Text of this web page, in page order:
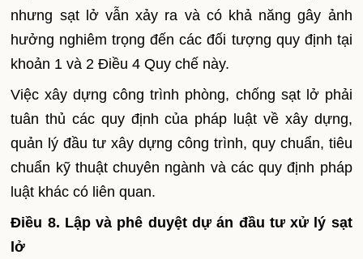
nhưng sạt lở vẫn xảy ra và có khả năng gây ảnh
hưởng nghiêm trọng đến các đối tượng quy định tại
khoản 1 và 2 Điều 4 Quy chế này.
Việc xây dựng công trình phòng, chống sạt lở phải
tuân thủ các quy định của pháp luật về xây dựng,
quản lý đầu tư xây dựng công trình, quy chuẩn, tiêu
chuẩn kỹ thuật chuyên ngành và các quy định pháp
luật khác có liên quan.
Điều 8. Lập và phê duyệt dự án đầu tư xử lý sạt
lở